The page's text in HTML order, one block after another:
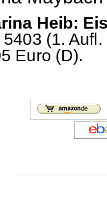
Heib:
5403 (1.
Euro (D).